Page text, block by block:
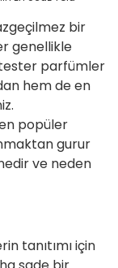
bir
genellikle
tester parfümler
hem de en
popüler
gurur
ve neden
tanıtımı için